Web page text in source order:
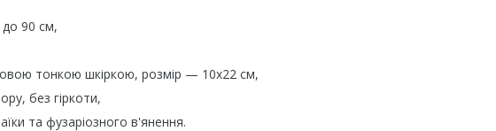
90 см,
тонкою шкіркою, розмір — 10х22 см,
без гіркоти,
та фузаріозного в'янення.